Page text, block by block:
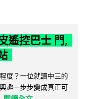
遙控巴士 門,
度？一位就讀中三的
趣一步步變成真正可